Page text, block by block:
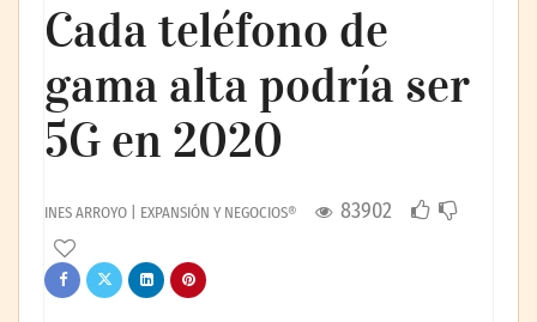
Cada teléfono de
gama alta podría ser
5G en 2020
INES ARROYO | EXPANSIÓN Y NEGOCIOS® 83902